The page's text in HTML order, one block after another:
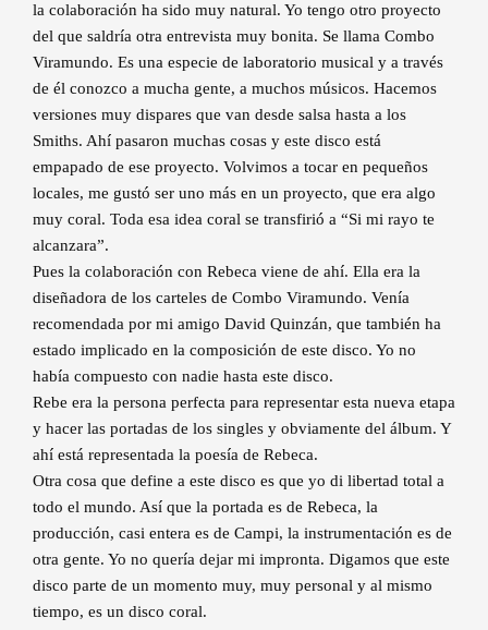
la colaboración ha sido muy natural. Yo tengo otro proyecto
del que saldría otra entrevista muy bonita. Se llama Combo
Viramundo. Es una especie de laboratorio musical y a través
de él conozco a mucha gente, a muchos músicos. Hacemos
versiones muy dispares que van desde salsa hasta a los
Smiths. Ahí pasaron muchas cosas y este disco está
empapado de ese proyecto. Volvimos a tocar en pequeños
locales, me gustó ser uno más en un proyecto, que era algo
muy coral. Toda esa idea coral se transfirió a “Si mi rayo te
alcanzara”.
Pues la colaboración con Rebeca viene de ahí. Ella era la
diseñadora de los carteles de Combo Viramundo. Venía
recomendada por mi amigo David Quinzán, que también ha
estado implicado en la composición de este disco. Yo no
había compuesto con nadie hasta este disco.
Rebe era la persona perfecta para representar esta nueva etapa
y hacer las portadas de los singles y obviamente del álbum. Y
ahí está representada la poesía de Rebeca.
Otra cosa que define a este disco es que yo di libertad total a
todo el mundo. Así que la portada es de Rebeca, la
producción, casi entera es de Campi, la instrumentación es de
otra gente. Yo no quería dejar mi impronta. Digamos que este
disco parte de un momento muy, muy personal y al mismo
tiempo, es un disco coral.